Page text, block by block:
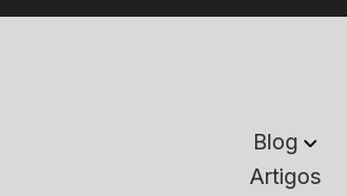
Blog
Artigos